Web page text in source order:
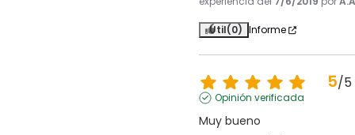
Útil(0) Informe
5/5
Opinión verificada
Muy bueno